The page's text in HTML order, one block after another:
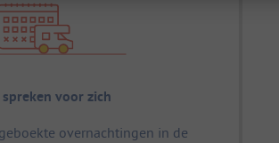
spreken voor zich
overnachtingen in de